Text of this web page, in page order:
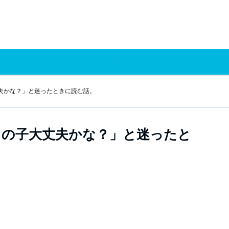
な？」と迷ったときに読む話。
子大丈夫かな？」と迷ったと